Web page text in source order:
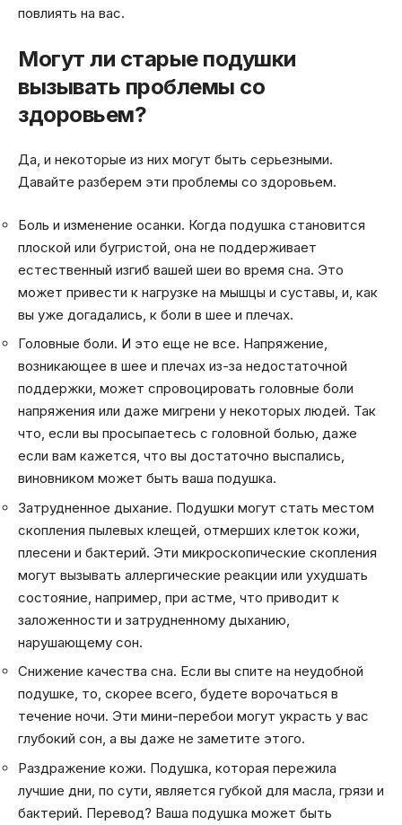
повлиять на вас.
Могут ли старые подушки
вызывать проблемы со
здоровьем?
Да, и некоторые из них могут быть серьезными.
Давайте разберем эти проблемы со здоровьем.
Боль и изменение осанки. Когда подушка становится
плоской или бугристой, она не поддерживает
естественный изгиб вашей шеи во время сна. Это
может привести к нагрузке на мышцы и суставы, и, как
вы уже догадались, к боли в шее и плечах.
Головные боли. И это еще не все. Напряжение,
возникающее в шее и плечах из-за недостаточной
поддержки, может спровоцировать головные боли
напряжения или даже мигрени у некоторых людей. Так
что, если вы просыпаетесь с головной болью, даже
если вам кажется, что вы достаточно выспались,
виновником может быть ваша подушка.
Затрудненное дыхание. Подушки могут стать местом
скопления пылевых клещей, отмерших клеток кожи,
плесени и бактерий. Эти микроскопические скопления
могут вызывать аллергические реакции или ухудшать
состояние, например, при астме, что приводит к
заложенности и затрудненному дыханию,
нарушающему сон.
Снижение качества сна. Если вы спите на неудобной
подушке, то, скорее всего, будете ворочаться в
течение ночи. Эти мини-перебои могут украсть у вас
глубокий сон, а вы даже не заметите этого.
Раздражение кожи. Подушка, которая пережила
лучшие дни, по сути, является губкой для масла, грязи и
бактерий. Перевод? Ваша подушка может быть